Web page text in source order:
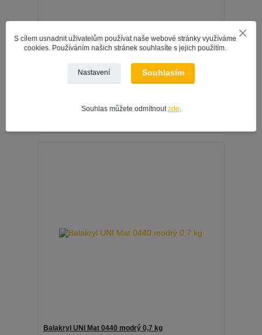
Balakryl UNI Mat 0250 palisandr 0,7 kg
Balakryl UNI Mat 0440 modrý 0,7 kg
S cílem usnadnit uživatelům používat naše webové stránky využíváme
cookies. Používáním našich stránek souhlasíte s jejich použitím.
Nastavení Souhlasím
Souhlas můžete odmítnoutzde.